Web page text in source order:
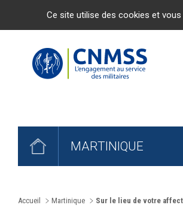
MARTINIQUE
Accueil Martinique Sur le lieu de votre
Ce site utilise des cookies et